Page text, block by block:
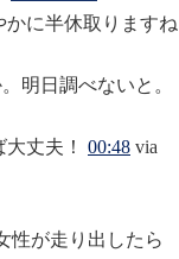
に半休取りますね
明日調べないと。
丈夫！
00:48 via
性が走り出したら